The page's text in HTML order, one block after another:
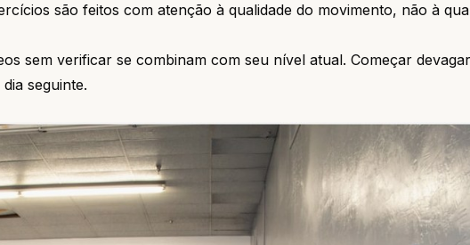
são feitos com atenção à qualidade do movimento, não à
sem verificar se combinam com seu nível atual. Começar
seguinte.